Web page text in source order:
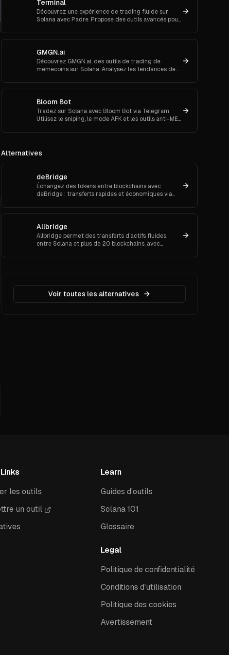
Terminal
Découvrez une expérience de trading fluide sur
Solana avec Padre. Propose des outils avancés pour
GMGN.ai
Découvrez GMGN.ai, des outils de trading de
memecoins sur Solana. Analysez les tendances de
swaps inter-chaînes.
Bloom Bot
Tradez sur Solana avec Bloom Bot via Telegram.
Utilisez le sniping, le mode AFK et les outils anti-MEV
crypto.
Alternatives
deBridge
Échangez des tokens entre blockchains avec
deBridge : transferts rapides et économiques via
multi-wallets.
Allbridge
Allbridge permet des transferts d’actifs fluides
entre Solana et plus de 20 blockchains, avec
sécurisés.
Voir toutes les alternatives
les outils
un outil
Learn
Guides d'outils
Solana 101
Glossaire
Legal
Politique de confidentialité
Conditions d'utilisation
Politique des cookies
Avertissement